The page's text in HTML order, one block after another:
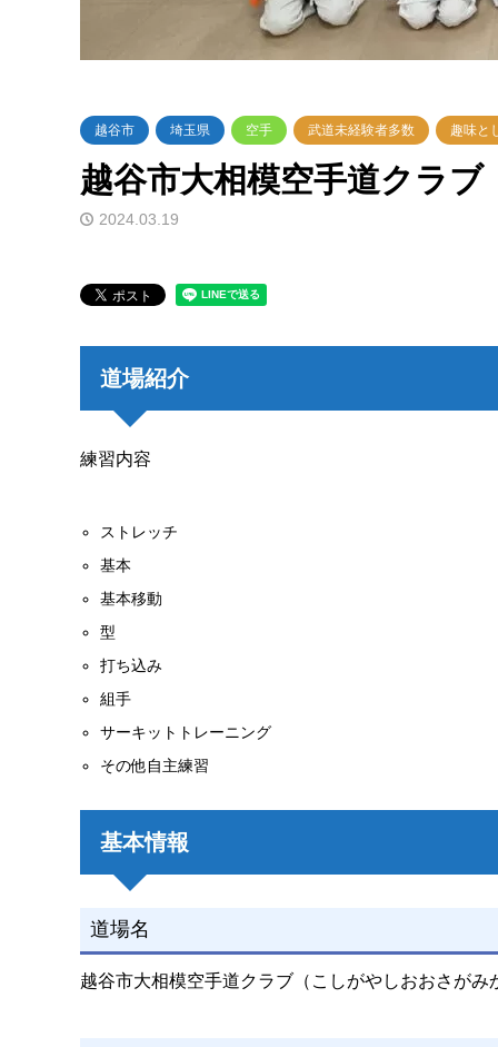
越谷市 埼玉県 空手 武道未経験者多数 趣味と
越谷市大相模空手道クラブ
2024.03.19
道場紹介
練習内容
ストレッチ
基本
基本移動
型
打ち込み
組手
サーキットトレーニング
その他自主練習
基本情報
道場名
越谷市大相模空手道クラブ（こしがやしおおさがみ